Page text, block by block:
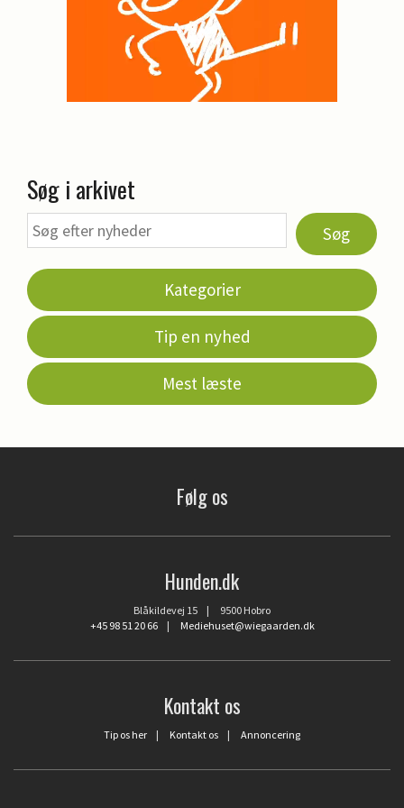
Søg i arkivet
Søg
Kategorier
Tip en nyhed
Mest læste
Følg os
Hunden.dk
Blåkildevej 15 | 9500 Hobro
+45 98 51 20 66| Mediehuset@wiegaarden.dk
Kontakt os
Tip os her | Kontakt os | Annoncering